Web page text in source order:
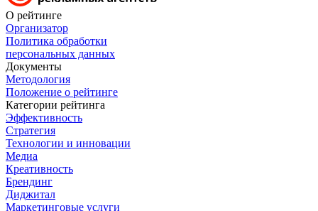
О рейтинге
Организатор
Политика обработки
персональных данных
Документы
Методология
Положение о рейтинге
Категории рейтинга
Эффективность
Стратегия
Технологии и инновации
Медиа
Креативность
Брендинг
Диджитал
Маркетинговые услуги